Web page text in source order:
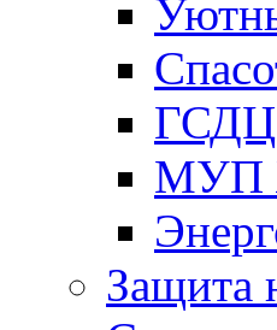
ГСДЦ
МУП
Защита